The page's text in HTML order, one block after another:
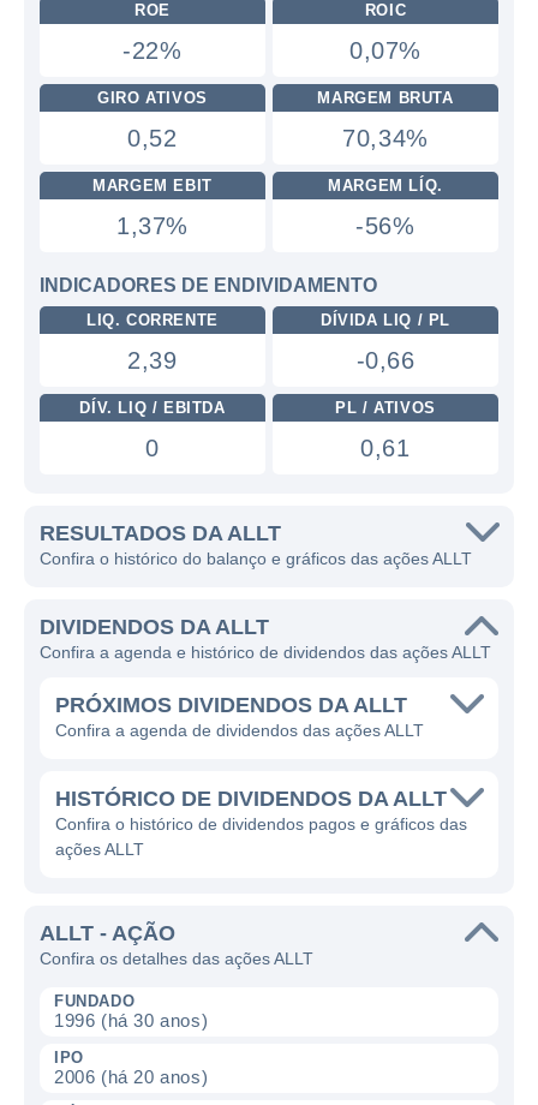
ROE
-22%
ROIC
0,07%
GIRO ATIVOS
0,52
MARGEM BRUTA
70,34%
MARGEM EBIT
1,37%
MARGEM LÍQ.
-56%
INDICADORES DE ENDIVIDAMENTO
LIQ. CORRENTE
2,39
DÍVIDA LIQ / PL
-0,66
DÍV. LIQ / EBITDA
0
PL / ATIVOS
0,61
RESULTADOS DA ALLT
Confira o histórico do balanço e gráficos das ações ALLT
DIVIDENDOS DA ALLT
Confira a agenda e histórico de dividendos das ações ALLT
PRÓXIMOS DIVIDENDOS DA ALLT
Confira a agenda de dividendos das ações ALLT
HISTÓRICO DE DIVIDENDOS DA ALLT
Confira o histórico de dividendos pagos e gráficos das
ações ALLT
ALLT - AÇÃO
Confira os detalhes das ações ALLT
FUNDADO
1996 (há 30 anos)
IPO
2006 (há 20 anos)